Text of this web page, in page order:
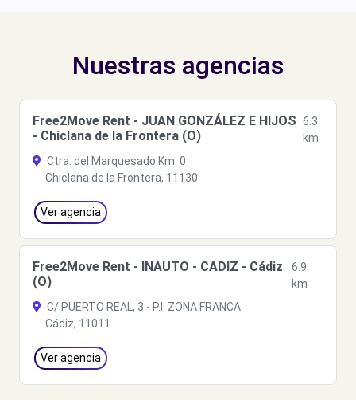
Nuestras agencias
Free2Move Rent - JUAN GONZÁLEZ E HIJOS
- Chiclana de la Frontera (O)
6.3
km
Ctra. del Marquesado Km. 0
Chiclana de la Frontera, 11130
Ver agencia
Free2Move Rent - INAUTO - CADIZ - Cádiz
(O)
6.9
km
C/ PUERTO REAL, 3 - P.I. ZONA FRANCA
Cádiz, 11011
Ver agencia